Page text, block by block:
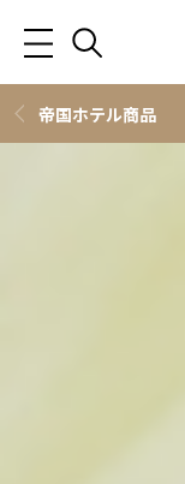
帝国ホテル商品